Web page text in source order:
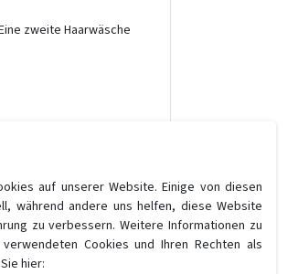
zweite Haarwäsche
auf unserer Website. Einige von diesen
während andere uns helfen, diese Website
zu verbessern. Weitere Informationen zu
Cookies und Ihren Rechten als
hier: